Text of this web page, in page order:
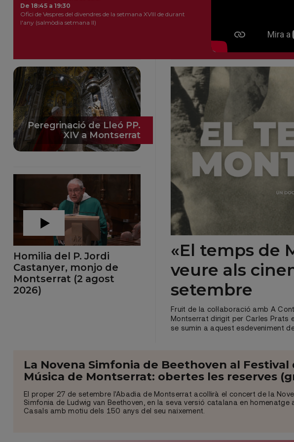
De 18:45 a 19:30
Ofici de Vespres del divendres de la setmana XVIII de durant
l'any (salmòdia setmana II)
«El temps de
veure als
setembre
Fruit de la col·laboració amb A
Montserrat dirigit per Carles Prats
se sumin a aquest esdeveniment
Peregrinació de Lleó PP.
XIV a Montserrat
Homilia del P. Jordi
Castanyer, monjo de
Montserrat (2 agost
2026)
La Novena Simfonia de Beethoven al Festival
Música de Montserrat: obertes les reserves
El proper 27 de setembre l'Abadia de Montserrat acollirà el concert de la
Simfonia de Ludwig van Beethoven, en la seva versió catalana en homenatge
Casals amb motiu dels 150 anys del seu naixement.